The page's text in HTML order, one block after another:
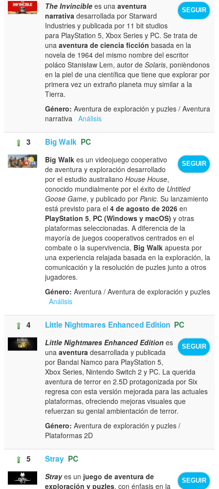
SEGUIR
The Invincible es unaaventura
narrativa desarrollada por Starward
Industries y publicada por 11 bit studios
para PlayStation 5, Xbox Series y PC. Se trata de
unaaventura de ciencia ficción basada en la
novela de 1964 del mismo nombre del escritor
poláco Stanisław Lem, autor deSolaris, ponièndonos
en la piel de una científica que tiene que explorar por
primera vez un extraño planeta muy similar a la
Tierra.
Género: Aventura de exploración y puzles / Aventura
narrativaAnálisis
3 Big Walk PC
SEGUIR
Big Walk es un videojuego cooperativo
de aventura y exploración desarrollado
por el estudio australianoHouse House,
conocido mundialmente por el éxito de Untitled
Goose Game, y publicado porPanic. Su lanzamiento
está previsto para el4 de agosto de 2026 en
PlayStation 5, PC (Windows y macOS) y otras
plataformas seleccionadas. A diferencia de la
mayoría de juegos cooperativos centrados en el
combate o la supervivencia, Big Walk apuesta por
una experiencia relajada basada en la exploración, la
comunicación y la resolución de puzles junto a otros
jugadores.
Género: Aventura / Aventura de exploración y puzles
Análisis
4 Little Nightmares Enhanced Edition PC
SEGUIR
Little Nightmares Enhanced Edition es
unaaventura desarrollada y publicada
por Bandai Namco para PlayStation 5,
Xbox Series, Nintendo Switch 2 y PC. La querida
aventura de terror en 2.5D protagonizada por Six
regresa con esta versión mejorada para las actuales
plataformas, ofreciendo mejoras visuales que
refuerzan su genial ambientación de terror.
Género: Aventura de exploración y puzles /
Plataformas 2D
5 Stray PC
SEGUIR
Strayes un juego de aventura de
exploración y puzles, con énfasis en la